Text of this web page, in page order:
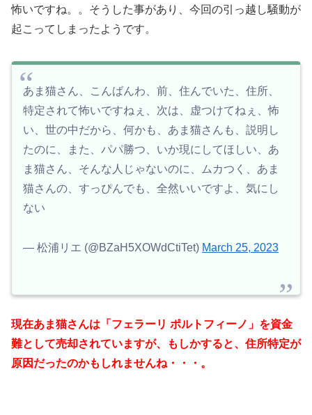
怖いですね。。そうした事があり、今回の引っ越し騒動が
起こってしまったようです。
あま猫さん、こんばんわ、前、住んでいた、住所、
特定されて怖いですねぇ、次は、虚つけてねぇ、怖
い、世の中だから、何かも、あま猫さんも、説明し
たのに、また、パパ勝つ、いか現にしてほしい、あ
ま猫さん、そんな人じゃないのに、ムカつく、あま
猫さんの、すっぴんでも、全然いいですよ、気にし
ない
— 松浦リエ (@BZaH5XOWdCtiTet) March 25, 2023
現在あま猫さんは「フェラーリ ポルトフィーノ」を資金
難として売却されていますが、もしかすると、住所特定が
原因だったのかもしれませんね・・・。